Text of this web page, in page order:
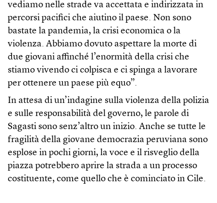
vediamo nelle strade va accettata e indirizzata in
percorsi pacifici che aiutino il paese. Non sono
bastate la pandemia, la crisi economica o la
violenza. Abbiamo dovuto aspettare la morte di
due giovani affinché l’enormità della crisi che
stiamo vivendo ci colpisca e ci spinga a lavorare
per ottenere un paese più equo”.
In attesa di un’indagine sulla violenza della polizia
e sulle responsabilità del governo, le parole di
Sagasti sono senz’altro un inizio. Anche se tutte le
fragilità della giovane democrazia peruviana sono
esplose in pochi giorni, la voce e il risveglio della
piazza potrebbero aprire la strada a un processo
costituente, come quello che è cominciato in Cile.